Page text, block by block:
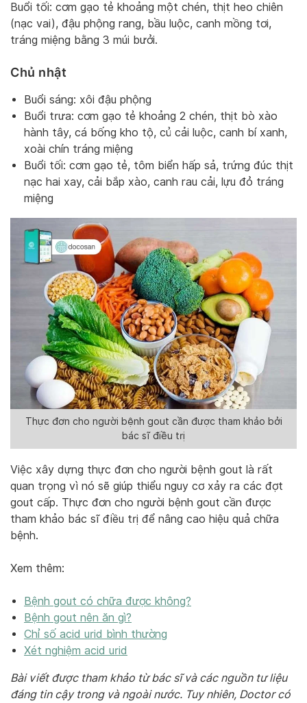
Buổi tối: cơm gạo tẻ khoảng một chén, thịt heo chiên
(nạc vai), đậu phộng rang, bầu luộc, canh mồng tơi,
tráng miệng bằng 3 múi bưởi.
Chủ nhật
Buổi sáng: xôi đậu phộng
Buổi trưa: cơm gạo tẻ khoảng 2 chén, thịt bò xào
hành tây, cá bống kho tộ, củ cải luộc, canh bí xanh,
xoài chín tráng miệng
Buổi tối: cơm gạo tẻ, tôm biển hấp sả, trứng đúc thịt
nạc hai xay, cải bắp xào, canh rau cải, lựu đỏ tráng
miệng
Thực đơn cho người bệnh gout cần được tham khảo bởi
bác sĩ điều trị
Việc xây dựng thực đơn cho người bệnh gout là rất
quan trọng vì nó sẽ giúp thiểu nguy cơ xảy ra các đợt
gout cấp. Thực đơn cho người bệnh gout cần được
tham khảo bác sĩ điều trị để nâng cao hiệu quả chữa
bệnh.
Xem thêm:
Bệnh gout có chữa được không?
Bệnh gout nên ăn gì?
Chỉ số acid urid bình thường
Xét nghiệm acid urid
Bài viết được tham khảo từ bác sĩ và các nguồn tư liệu
đáng tin cậy trong và ngoài nước. Tuy nhiên, Doctor có